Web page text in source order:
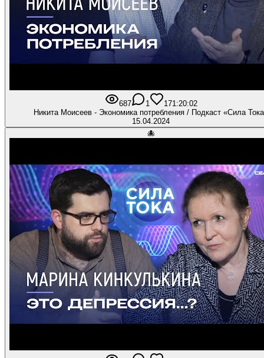
687 1 171:20:02
Никита Моисеев - Экономика потребления / Подкаст «Сила
15.04.2024
🐙